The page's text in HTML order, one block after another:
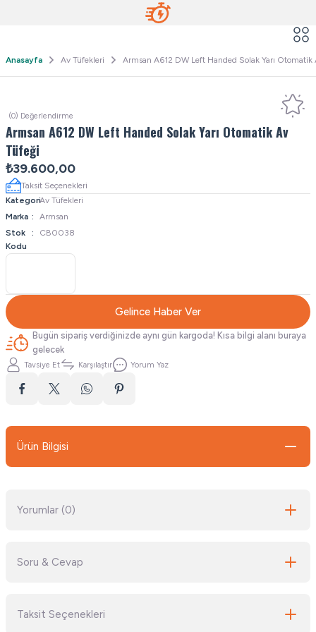
Anasayfa Av Tüfekleri Armsan A612 DW Left Handed Solak Yarı Otomatik
(0) Değerlendirme
Armsan A612 DW Left Handed Solak Yarı Otomatik Av
Tüfeği
₺39.600,00
Taksit Seçenekleri
KategoriAv Tüfekleri
Marka
Armsan
Stok
Kodu
CB0038
Gelince Haber Ver
Bugün sipariş verdiğinizde aynı gün kargoda! Kısa bilgi alanı buraya
gelecek
Tavsiye Et Karşılaştır Yorum Yaz
Ürün Bilgisi
Yorumlar (0)
Soru & Cevap
Taksit Seçenekleri